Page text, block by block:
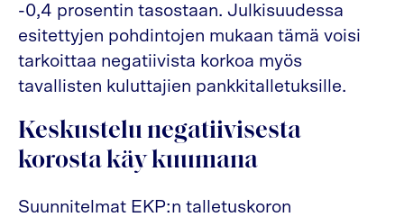
-0,4 prosentin tasostaan. Julkisuudessa
esitettyjen pohdintojen mukaan tämä voisi
tarkoittaa negatiivista korkoa myös
tavallisten kuluttajien pankkitalletuksille.
Keskustelu negatiivisesta
korosta käy kuumana
Suunnitelmat EKP:n talletuskoron